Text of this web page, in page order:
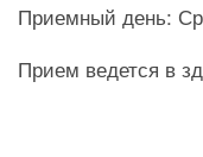
Приемный день:
Прием ведется в